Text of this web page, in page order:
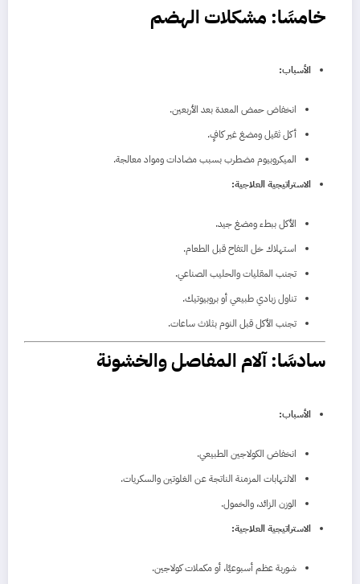
خامسًا: مشكلات الهضم
الأسباب:
انخفاض حمض المعدة بعد الأربعين.
أكل ثقيل ومضغ غير كافٍ.
الميكروبيوم مضطرب بسبب مضادات ومواد معالجة.
الاستراتيجية العلاجية:
الأكل ببطء ومضغ جيد.
استهلاك خل التفاح قبل الطعام.
تجنب المقليات والحليب الصناعي.
تناول زبادي طبيعي أو بروبيوتيك.
تجنب الأكل قبل النوم بثلاث ساعات.
سادسًا: آلام المفاصل والخشونة
الأسباب:
انخفاض الكولاجين الطبيعي.
الالتهابات المزمنة الناتجة عن الغلوتين والسكريات.
الوزن الزائد، والخمول.
الاستراتيجية العلاجية:
شوربة عظم أسبوعيًا، أو مكملات كولاجين.